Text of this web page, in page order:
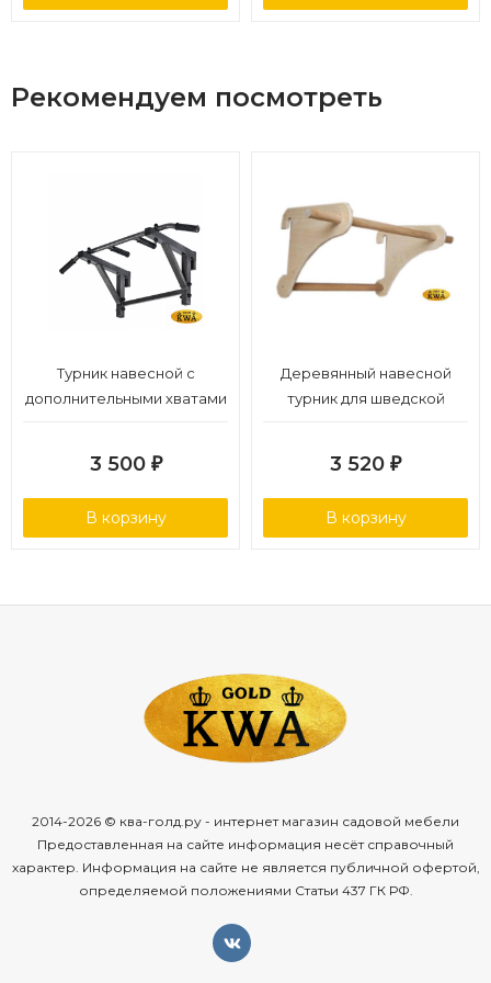
Диаметр (мм)235
Толщина (мм)
1,1
Рекомендуем посмотреть
Турник навесной c
дополнительными хватами
3 500 ₽
В корзину
Деревянный навесной
турник для шведской
3 520 ₽
В корзину
2014-2026 © ква-голд.ру - интернет магазин садовой мебели
Предоставленная на сайте информация несёт справочный
характер. Информация на сайте не является публичной офертой,
определяемой положениями Статьи 437 ГК РФ.